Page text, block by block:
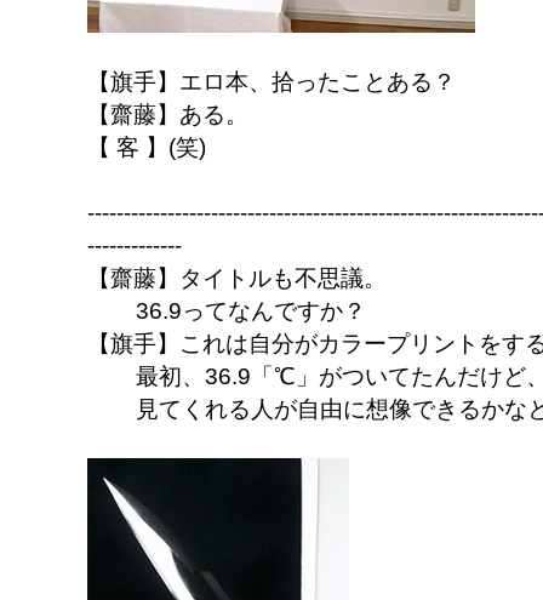
【旗手】エロ本、拾ったことある？
【齋藤】ある。
【 客 】(笑)
-------------
【齋藤】タイトルも不思議。
36.9ってなんですか？
【旗手】これは自分がカラープリントをす
最初、36.9「℃」がついてたんだけど
見てくれる人が自由に想像できるかな